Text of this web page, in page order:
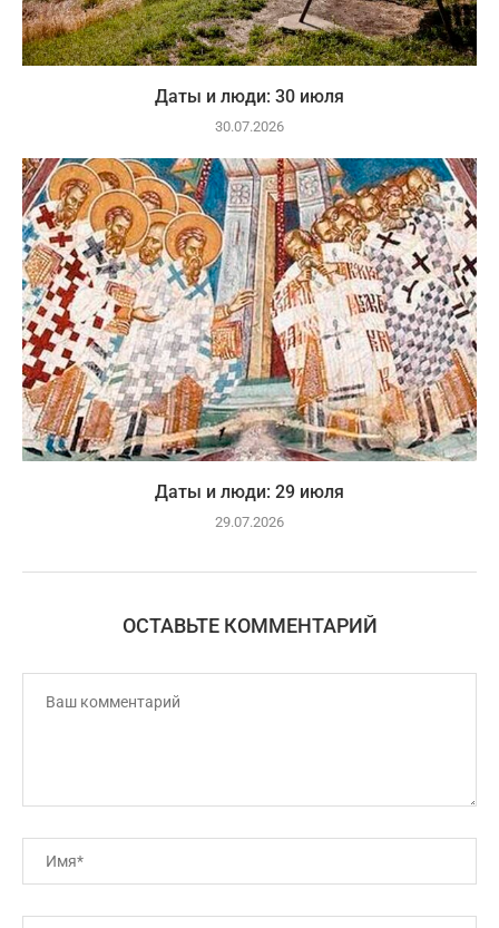
Даты и люди: 30 июля
30.07.2026
Даты и люди: 29 июля
29.07.2026
ОСТАВЬТЕ КОММЕНТАРИЙ